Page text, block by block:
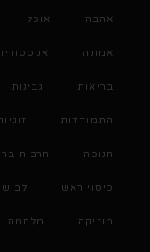
אהבה אוכל
אמונה אקססוריז
בריאות גבינות
התמודדות
חנוכה חרבות
כיסוי ראש לבוש
מוזיקה מלחמה